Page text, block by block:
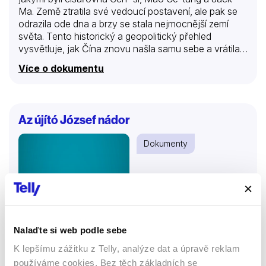
Nalaďte si web podle sebe
K lepšímu zážitku z Telly, analýze dat a úpravě reklam
používáme cookies. Bez těch základních se
Ma. Země ztratila své vedoucí postavení, ale pak se
odrazila ode dna a brzy se stala nejmocnější zemí
světa. Tento historický a geopolitický přehled
vysvětluje, jak Čína znovu našla samu sebe a vrátila
politických osobností, ale také díky pomoci těch, kteří
historiků mění pohled Západu na Čínu.
Více o dokumentu
Az újító József nádor
Dokumenty